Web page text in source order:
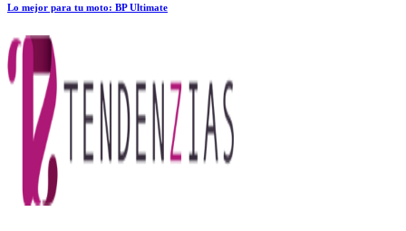
Lo mejor para tu moto: BP Ultimate